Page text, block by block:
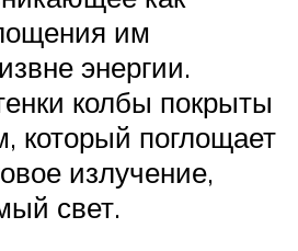
им
энергии.
колбы покрыты
поглощает
излучение,
свет.